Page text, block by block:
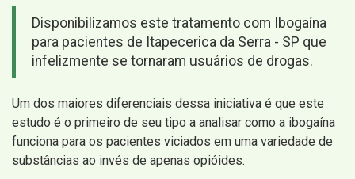
Disponibilizamos este tratamento com Ibogaína
para pacientes de Itapecerica da Serra - SP que
infelizmente se tornaram usuários de drogas.
Um dos maiores diferenciais dessa iniciativa é que este
estudo é o primeiro de seu tipo a analisar como a ibogaína
funciona para os pacientes viciados em uma variedade de
substâncias ao invés de apenas opióides.